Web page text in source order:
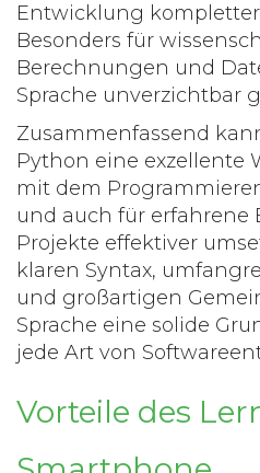
Entwicklung
Besonders für
Berechnungen und
Sprache unverzichtbar
Zusammenfassend
Python eine exzellente
mit dem
und auch für erfahrene
Projekte effektiver
klaren Syntax,
und großartigen
Sprache eine solide
jede Art von
Vorteile des